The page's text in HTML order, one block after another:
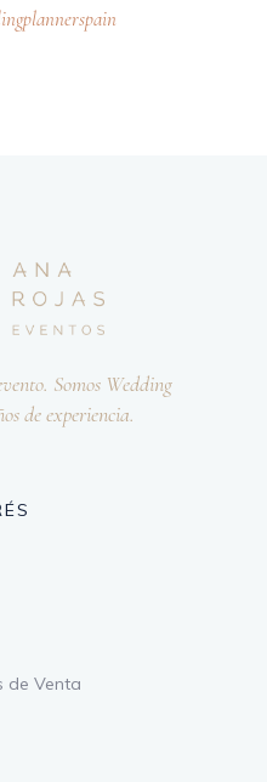
Somos Wedding
de experiencia.
de Venta